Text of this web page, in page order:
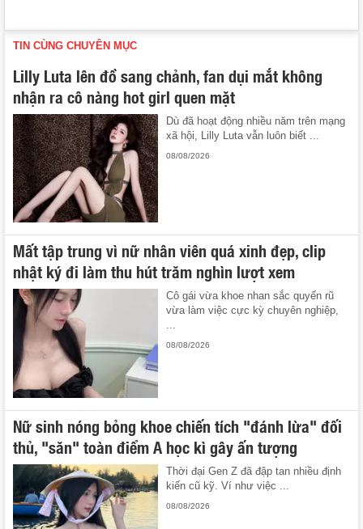
TIN CÙNG CHUYÊN MỤC
Lilly Luta lên đồ sang chảnh, fan dụi mắt không
nhận ra cô nàng hot girl quen mặt
Dù đã hoạt động nhiều năm trên mạng
xã hội, Lilly Luta vẫn luôn biết ...
08/08/2026
Mất tập trung vì nữ nhân viên quá xinh đẹp, clip
nhật ký đi làm thu hút trăm nghìn lượt xem
Cô gái vừa khoe nhan sắc quyến rũ
vừa làm việc cực kỳ chuyên nghiệp,
...
08/08/2026
Nữ sinh nóng bỏng khoe chiến tích "đánh lừa" đối
thủ, "săn" toàn điểm A học kì gây ấn tượng
Thời đại Gen Z đã đập tan nhiều định
kiến cũ kỹ. Ví như việc ...
08/08/2026